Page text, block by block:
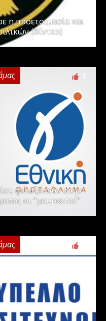
η προετοιμασία και
(Βίντεο)
φιλοξενούν στην
οι “μαυραετοί”